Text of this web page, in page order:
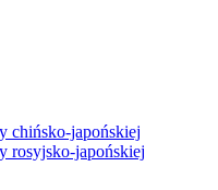
chińsko-japońskiej
rosyjsko-japońskiej